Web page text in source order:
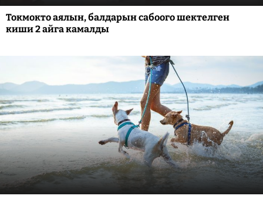
Токмокто аялын, балдарын сабоого шектелген
киши 2 айга камалды